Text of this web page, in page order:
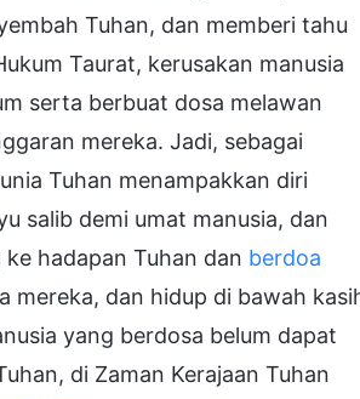
Tuhan, dan memberi tahu
Taurat, kerusakan manusia
serta berbuat dosa melawan
mereka. Jadi, sebagai
Tuhan menampakkan diri
salib demi umat manusia, dan
hadapan Tuhan dan berdoa
mereka, dan hidup di bawah
yang berdosa belum dapat
di Zaman Kerajaan Tuhan